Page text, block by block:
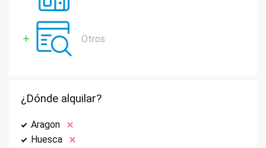
Otros
¿Dónde alquilar?
Aragon
Huesca